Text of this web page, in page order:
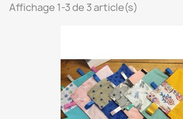
Affichage 1-3 de 3 article(s)